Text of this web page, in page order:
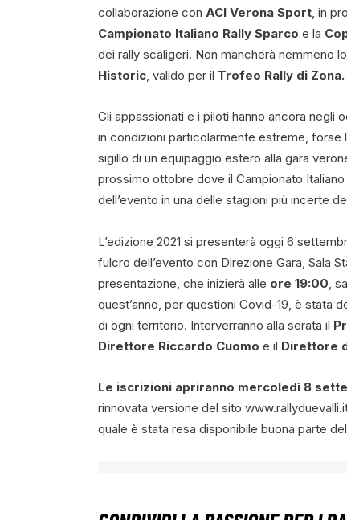
collaborazione con ACI Verona Sport , in
Campionato Italiano Rally Sparco e la
dei rally scaligeri. Non mancherà nemmeno
Historic , valido per il Trofeo Rally di Zona.
Gli appassionati e i piloti hanno ancora negli
in condizioni particolarmente estreme, forse
sigillo di un equipaggio estero alla gara
prossimo ottobre dove il Campionato Italiano
dell’evento in una delle stagioni più incerte
L’edizione 2021 si presenterà oggi 6
fulcro dell’evento con Direzione Gara, Sala
presentazione, che inizierà alle ore 19:00 ,
quest’anno, per questioni Covid-19, è stata
di ogni territorio. Interverranno alla serata il
Direttore Riccardo Cuomo e il Direttore
Le iscrizioni apriranno mercoledì 8
rinnovata versione del sito
quale è stata resa disponibile buona parte